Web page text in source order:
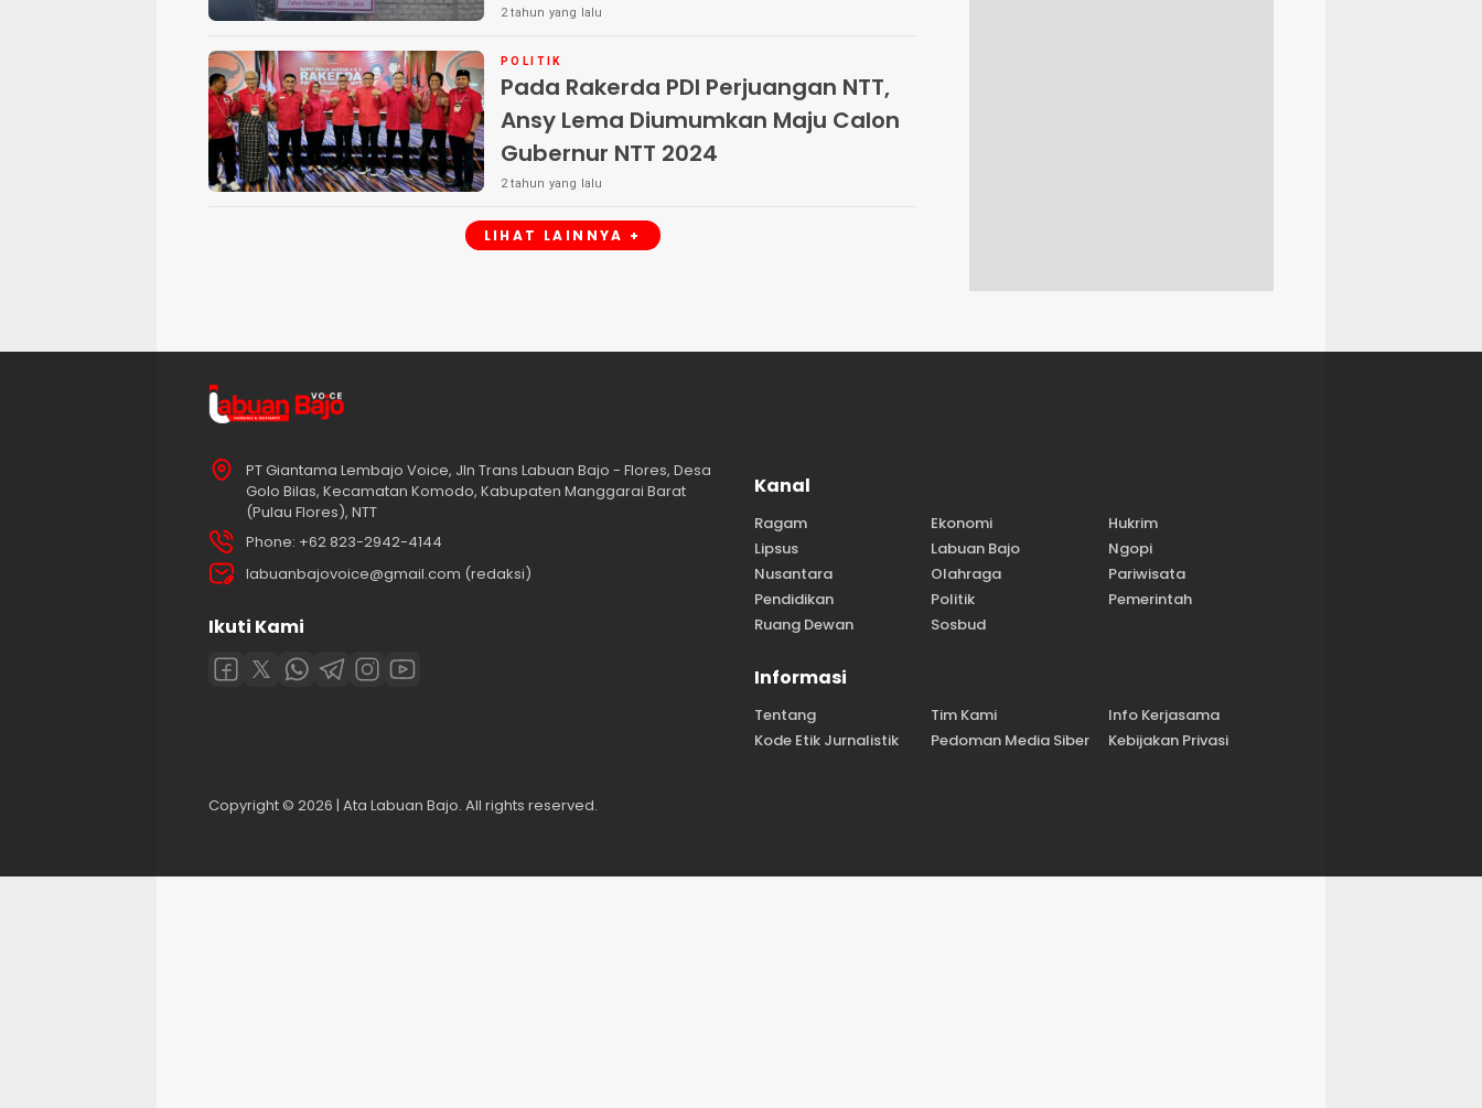
2 tahun yang lalu
POLITIK
Pada Rakerda PDI Perjuangan NTT,
Ansy Lema Diumumkan Maju Calon
Gubernur NTT 2024
2 tahun yang lalu
LIHAT LAINNYA +
PT Giantama Lembajo Voice, Jln Trans Labuan Bajo - Flores, Desa
Golo Bilas, Kecamatan Komodo, Kabupaten Manggarai Barat
(Pulau Flores), NTT
Phone: +62 823-2942-4144
labuanbajovoice@gmail.com (redaksi)
Ikuti Kami
Kanal
Ragam Ekonomi
Hukrim
Lipsus
Labuan Bajo
Ngopi
Nusantara
Olahraga
Pariwisata
Pendidikan
Politik
Pemerintah
Ruang Dewan
Sosbud
Informasi
Tentang Tim Kami
Info Kerjasama
Kode Etik Jurnalistik
Pedoman Media Siber Kebijakan Privasi
Copyright © 2026 | Ata Labuan Bajo. All rights reserved.